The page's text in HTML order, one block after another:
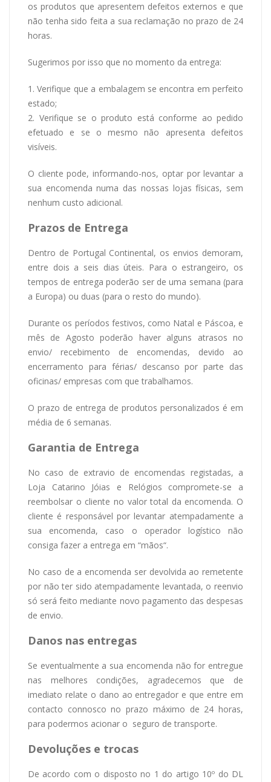
os produtos que apresentem defeitos externos e que
não tenha sido feita a sua reclamação no prazo de 24
horas.
Sugerimos por isso que no momento da entrega:
1. Verifique que a embalagem se encontra em perfeito
estado;
2. Verifique se o produto está conforme ao pedido
efetuado e se o mesmo não apresenta defeitos
visíveis.
O cliente pode, informando-nos, optar por levantar a
sua encomenda numa das nossas lojas físicas, sem
nenhum custo adicional.
Prazos de Entrega
Dentro de Portugal Continental, os envios demoram,
entre dois a seis dias úteis. Para o estrangeiro, os
tempos de entrega poderão ser de uma semana (para
a Europa) ou duas (para o resto do mundo).
Durante os períodos festivos, como Natal e Páscoa, e
mês de Agosto poderão haver alguns atrasos no
envio/ recebimento de encomendas, devido ao
encerramento para férias/ descanso por parte das
oficinas/ empresas com que trabalhamos.
O prazo de entrega de produtos personalizados é em
média de 6 semanas.
Garantia de Entrega
No caso de extravio de encomendas registadas, a
Loja Catarino Jóias e Relógios compromete-se a
reembolsar o cliente no valor total da encomenda. O
cliente é responsável por levantar atempadamente a
sua encomenda, caso o operador logístico não
consiga fazer a entrega em “mãos“.
No caso de a encomenda ser devolvida ao remetente
por não ter sido atempadamente levantada, o reenvio
só será feito mediante novo pagamento das despesas
de envio.
Danos nas entregas
Se eventualmente a sua encomenda não for entregue
nas melhores condições, agradecemos que de
imediato relate o dano ao entregador e que entre em
contacto connosco no prazo máximo de 24 horas,
para podermos acionar o seguro de transporte.
Devoluções e trocas
De acordo com o disposto no 1 do artigo 10º do DL